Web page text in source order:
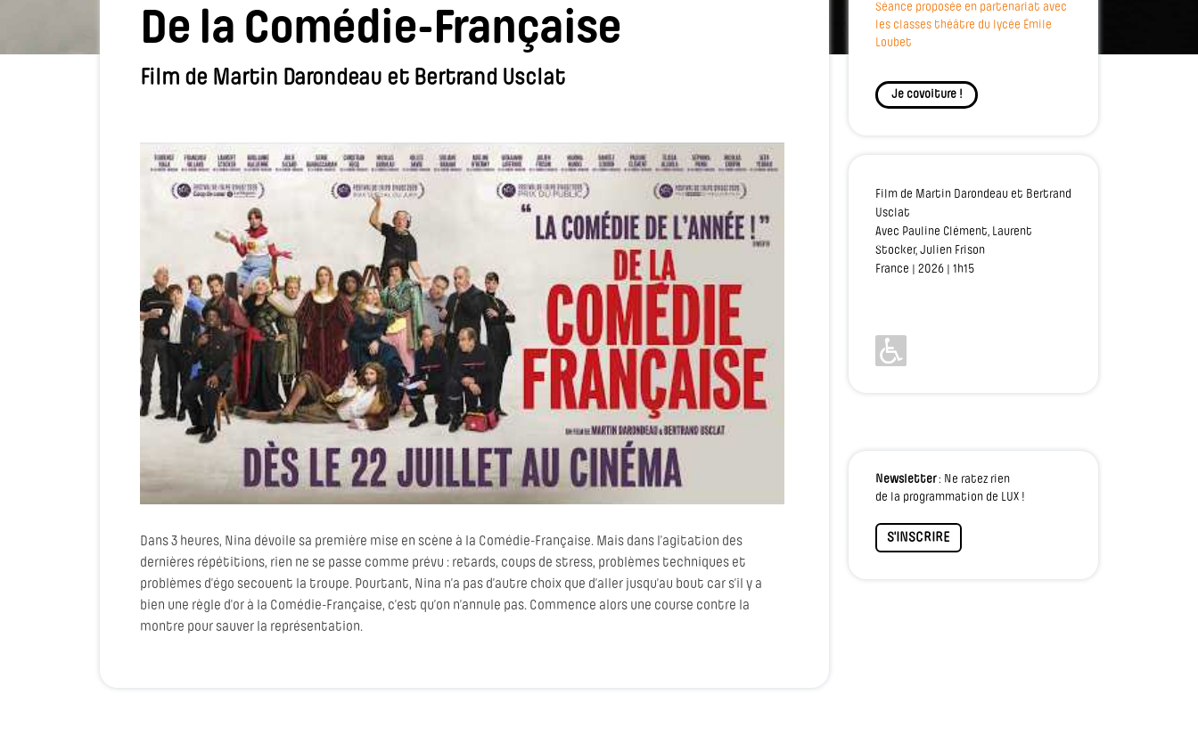
De la Comédie-Française
Film de Martin Darondeau et Bertrand Usclat
Dans 3 heures, Nina dévoile sa première mise en scène à la Comédie-Française. Mais dans l’agitation des
dernières répétitions, rien ne se passe comme prévu : retards, coups de stress, problèmes techniques et
problèmes d’égo secouent la troupe. Pourtant, Nina n’a pas d’autre choix que d’aller jusqu’au bout car s’il y a
bien une règle d’or à la Comédie-Française, c’est qu’on n’annule pas. Commence alors une course contre la
montre pour sauver la représentation.
Séance proposée en partenariat avec
les classes théâtre du lycée Émile
Loubet
Je covoiture !
Film de Martin Darondeau et Bertrand
Usclat
Avec Pauline Clément, Laurent
Stocker, Julien Frison
France | 2026 | 1h15
Newsletter: Ne ratez rien
de la programmation de LUX !
S'INSCRIRE